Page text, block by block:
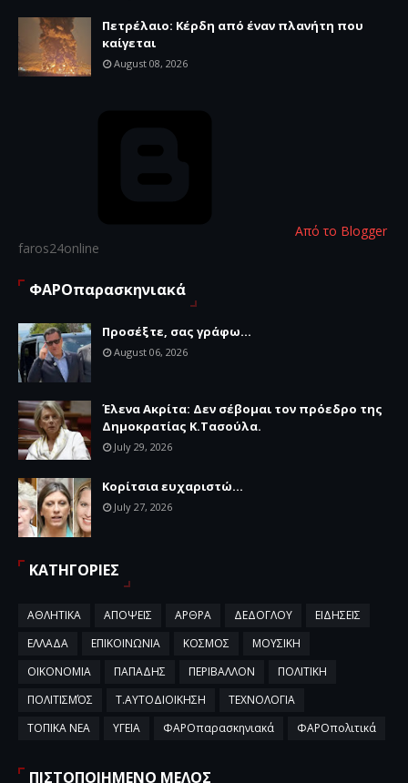
Πετρέλαιο: Κέρδη από έναν πλανήτη που
καίγεται
August 08, 2026
Από το Blogger
faros24online
ΦΑΡΟπαρασκηνιακά
Προσέξτε, σας γράφω...
August 06, 2026
Έλενα Ακρίτα: Δεν σέβομαι τον πρόεδρο της
Δημοκρατίας Κ.Τασούλα.
July 29, 2026
Κορίτσια ευχαριστώ...
July 27, 2026
ΚΑΤΗΓΟΡΙΕΣ
ΑΘΛΗΤΙΚΑ ΑΠΟΨΕΙΣ ΑΡΘΡΑ ΔΕΔΟΓΛΟΥ
ΕΙΔΗΣΕΙΣ
ΕΛΛΑΔΑ
ΕΠΙΚΟΙΝΩΝΙΑ ΚΟΣΜΟΣ
ΜΟΥΣΙΚΗ
ΟΙΚΟΝΟΜΙΑ
ΠΑΠΑΔΗΣ ΠΕΡΙΒΑΛΛΟΝ
ΠΟΛΙΤΙΚΗ
ΠΟΛΙΤΙΣΜΌΣ
Τ.ΑΥΤΟΔΙΟΙΚΗΣΗ
ΤΕΧΝΟΛΟΓΙΑ
ΤΟΠΙΚΑ ΝΕΑ
ΥΓΕΙΑ ΦΑΡΟπαρασκηνιακά ΦΑΡΟπολιτικά
ΠΙΣΤΟΠΟΙΗΜΕΝΟ ΜΕΛΟΣ